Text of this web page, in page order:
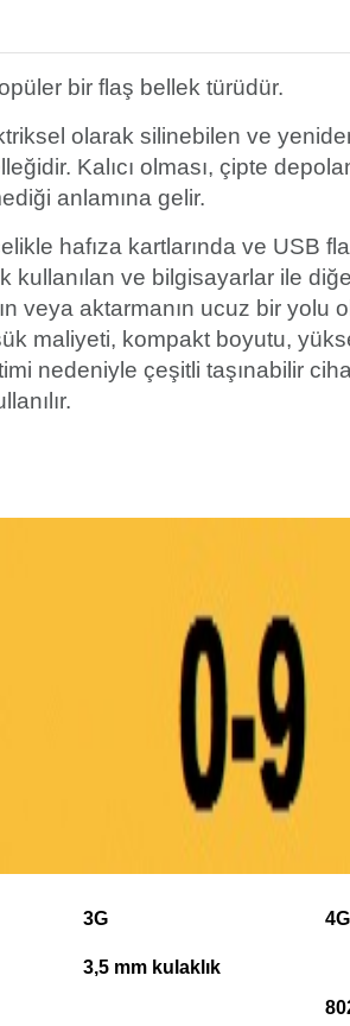
bir flaş bellek türüdür.
olarak silinebilen ve
Kalıcı olması, çipte
anlamına gelir.
hafıza kartlarında ve USB
kullanılan ve bilgisayarlar ile
veya aktarmanın ucuz bir yolu
maliyeti, kompakt boyutu,
nedeniyle çeşitli taşınabilir
3G 4G
3,5 mm kulaklık